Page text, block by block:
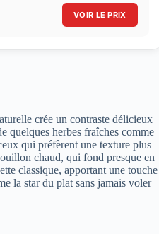
VOIR LE PRIX
crée un contraste délicieux
quelques herbes fraîches comme
qui préfèrent une texture plus
chaud, qui fond presque en
classique, apportant une touche
la star du plat sans jamais voler